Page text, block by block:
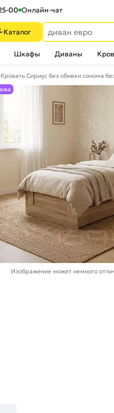
00 Онлайн-чат
Каталог
Шкафы Диваны
Кровать Сириус без обивки сонома
Изображение может немного